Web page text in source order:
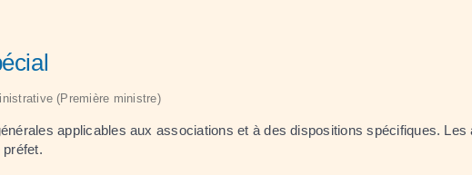
(Première ministre)
applicables aux associations et à des dispositions spécifiques.